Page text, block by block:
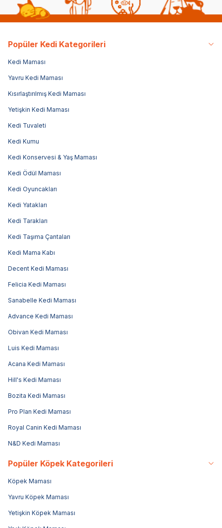
Popüler Kedi Kategorileri
Kedi Maması
Yavru Kedi Maması
Kısırlaştırılmış Kedi Maması
Yetişkin Kedi Maması
Kedi Tuvaleti
Kedi Kumu
Kedi Konservesi & Yaş Maması
Kedi Ödül Maması
Kedi Oyuncakları
Kedi Yatakları
Kedi Tarakları
Kedi Taşıma Çantaları
Kedi Mama Kabı
Decent Kedi Maması
Felicia Kedi Maması
Sanabelle Kedi Maması
Advance Kedi Maması
Obivan Kedi Maması
Luis Kedi Maması
Acana Kedi Maması
Hill's Kedi Maması
Bozita Kedi Maması
Pro Plan Kedi Maması
Royal Canin Kedi Maması
N&D Kedi Maması
Popüler Köpek Kategorileri
Köpek Maması
Yavru Köpek Maması
Yetişkin Köpek Maması